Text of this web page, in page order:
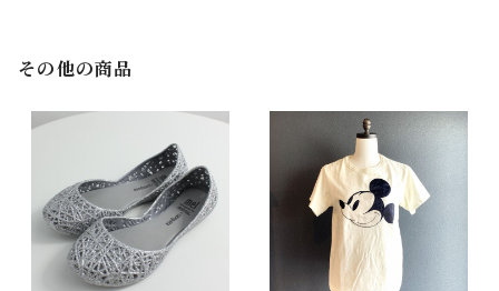
その他の商品